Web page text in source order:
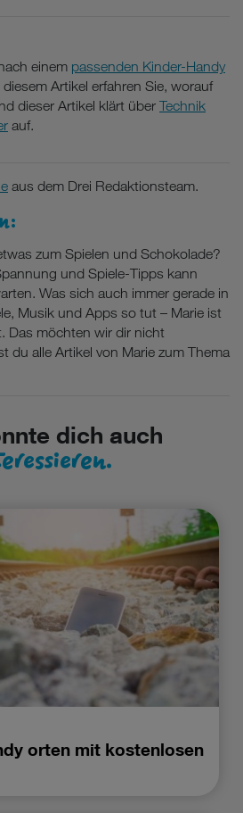
einem passenden Kinder-Handy
Artikel erfahren Sie, worauf
dieser Artikel klärt über Technik
auf.
aus dem Drei Redaktionsteam.
zum Spielen und Schokolade?
und Spiele-Tipps kann
Was sich auch immer gerade in
Musik und Apps so tut – Marie ist
Das möchten wir dir nicht
du alle Artikel von Marie zum Thema
dich auch
orten mit kostenlosen